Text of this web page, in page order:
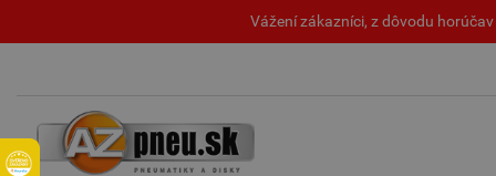
Vážení zákazníci, z dôvodu